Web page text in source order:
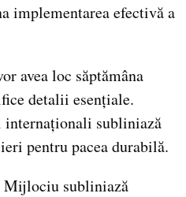
implementarea efectivă a
avea loc săptămâna
detalii esențiale.
subliniază
pentru pacea durabilă.
Mijlociu subliniază